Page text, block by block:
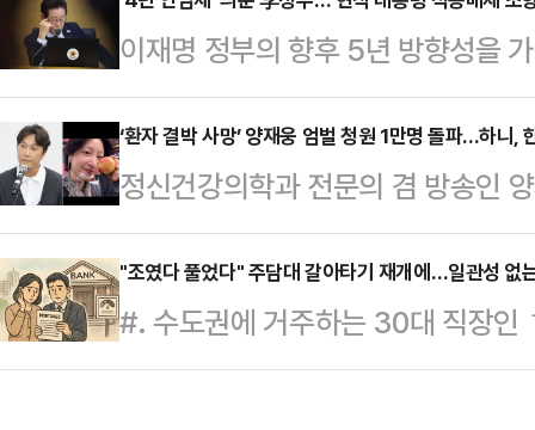
한 구조, 그러니까 국회가 정하는
권한을 행사할 수 있다는 말인데,
슬리다가 안 통하…
정확하게 알아야 혜택 규모를 가늠
세청 홈택스에서 확인할 수 있다.
뒤 메인 화면 상단 메뉴 탭에서 [장
화]→[소득 세액 공제 자료 조회]를
튼을 클릭하면 된다…
이재명 정부의 향후 5년 방향성을
다. 권력기관 개혁부터 전시작전통
고삐를 당기는 모양새다. 특히 구체
서, 추진 의지를 재확인했다. 다만
내는 탓에 개헌 논의까진 진통이 예
에서 국무회의를 열어 '국정과제 관
청사진을 제시한 국정기획위원회
검토 …
‘환자 결박 사망’ 양재웅 엄벌 청원 1만명 돌파...하니,
정신건강의학과 전문의 겸 방송인
가운데, 그의 연인인 EXID 하니가
다.지난 11일 한국정신장애인연합
의 진상 조사와 양재웅 병원장 및
운동에 총 1만753명이 참여했다"
"조였다 풀었다" 주담대 갈아타기 재개에…일관성 없
#. 수도권에 거주하는 30대 직장인
로 대환을 하려 했지만 6·27 대책